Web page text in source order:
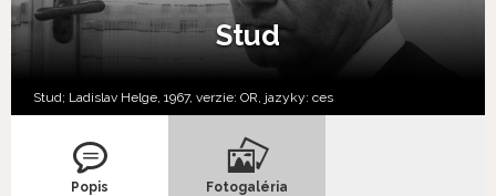
Stud
Stud; Ladislav Helge, 1967, verzie: OR, jazyky: ces
Popis Fotogaléria